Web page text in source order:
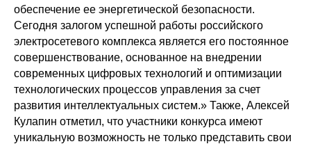
обеспечение ее энергетической безопасности.
Сегодня залогом успешной работы российского
электросетевого комплекса является его постоянное
совершенствование, основанное на внедрении
современных цифровых технологий и оптимизации
технологических процессов управления за счет
развития интеллектуальных систем.» Также, Алексей
Кулапин отметил, что участники конкурса имеют
уникальную возможность не только представить свои